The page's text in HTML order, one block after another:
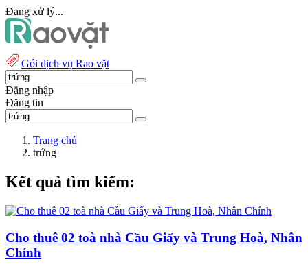
Đang xử lý...
Gói dịch vụ Rao vặt
Đăng nhập
Đăng tin
Trang chủ
trứng
Kết quả tìm kiếm:
Cho thuê 02 toà nhà Cầu Giấy và Trung Hoà, Nhân
Chính